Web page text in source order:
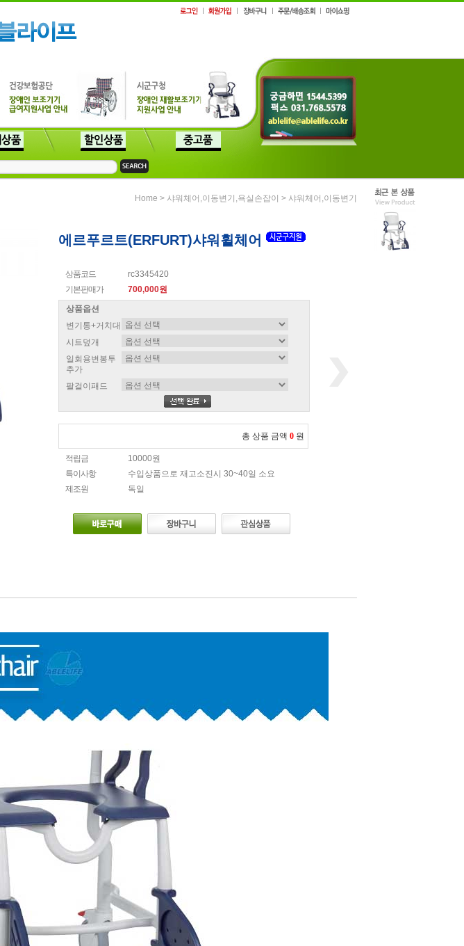
Home > 샤워체어,이동변기,욕실손잡이 > 샤워체어,이동변기
에르푸르트(ERFURT)샤워휠체어
상품코드
rc3345420
기본판매가
700,000원
상품옵션
변기통+거치대
시트덮개
일회용변봉투
추가
팔걸이패드
총 상품 금액 0 원
적립금
10000원
특이사항
수입상품으로 재고소진시 30~40일 소요
제조원
독일